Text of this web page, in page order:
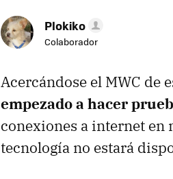
Plokiko
Colaborador
Acercándose el MWC de
empezado a hacer
conexiones a internet en
tecnología no estará